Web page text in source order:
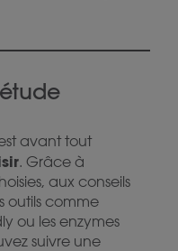
avant tout
. Grâce à
aux conseils
outils comme
ou les enzymes
suivre une